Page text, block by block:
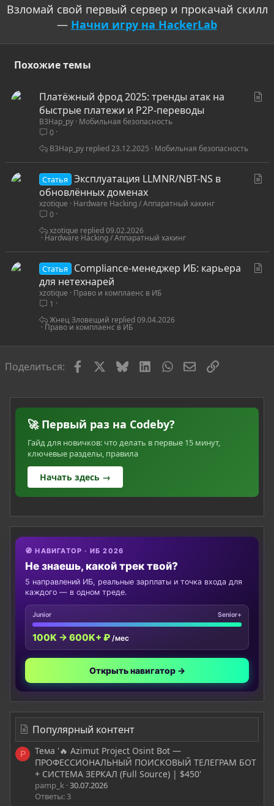
Взломай свой первый сервер и прокачай скилл
— Начни игру на HackerLab
Похожие темы
я
Платёжный фрод 2025: тренды атак на
быстрые платежи и P2P-переводы
B3Hap_py Мобильная безопасность
0
Мобильная безопасность
23.12.2025
B3Hap_py
Статья
Эксплуатация LLMNR/NBT-NS в
обновлённых доменах
xzotique
Hardware Hacking / Аппаратный хакинг
0
Hardware Hacking / Аппаратный хакинг
09.02.2026
xzotique
Статья
Compliance-менеджер ИБ: карьера
для нетехнарей
xzotique
Право и комплаенс в ИБ
1
Право и комплаенс в ИБ
09.04.2026
Жнец Зловещий
Поделиться: FacebookBlueskyLinkedInWhatsAppЭлектронная
Ссылка
🚀 Первый раз на Codeby?
Гайд для новичков: что делать в первые 15 минут,
ключевые разделы, правила
Начать здесь →
🧭 НАВИГАТОР · ИБ 2026
Не знаешь, какой трек твой?
5 направлений ИБ, реальные зарплаты и точка входа для
каждого — в одном треде.
Junior Senior+
100K → 600K+ ₽ /мес
Открыть навигатор →
Популярный контент
P
Тема '🔥 Azimut Project Osint Bot —
ПРОФЕССИОНАЛЬНЫЙ ПОИСКОВЫЙ ТЕЛЕГРАМ БОТ
+ СИСТЕМА ЗЕРКАЛ (Full Source) | $450'
pamp_k 30.07.2026
Ответы: 3